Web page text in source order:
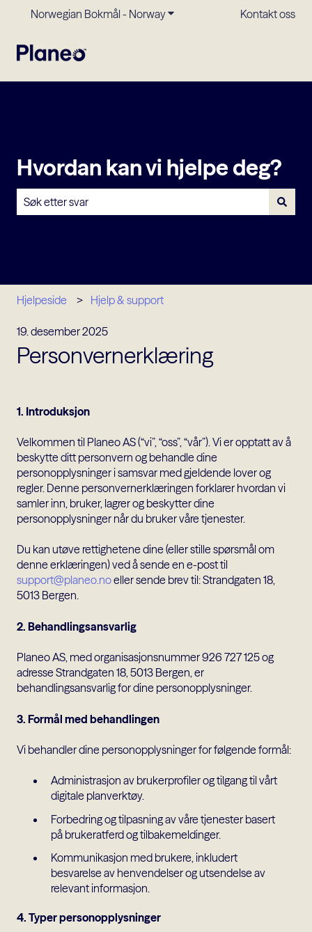
Norwegian Bokmål - NorwayVis undermeny forKontakt oss
Hvordan kan vi hjelpe deg?
Hjelpeside Hjelp & support
19. desember 2025
Personvernerklæring
1. Introduksjon
Velkommen til Planeo AS (“vi”, “oss”, “vår”). Vi er opptatt av å
beskytte ditt personvern og behandle dine
personopplysninger i samsvar med gjeldende lover og
regler. Denne personvernerklæringen forklarer hvordan vi
samler inn, bruker, lagrer og beskytter dine
personopplysninger når du bruker våre tjenester.
Du kan utøve rettighetene dine (eller stille spørsmål om
denne erklæringen) ved å sende en e-post til
support@planeo.noeller sende brev til: Strandgaten 18,
5013 Bergen.
2. Behandlingsansvarlig
Planeo AS, med organisasjonsnummer 926 727 125 og
adresse Strandgaten 18, 5013 Bergen, er
behandlingsansvarlig for dine personopplysninger.
3. Formål med behandlingen
Vi behandler dine personopplysninger for følgende formål:
Administrasjon av brukerprofiler og tilgang til vårt
digitale planverktøy.
Forbedring og tilpasning av våre tjenester basert
på brukeratferd og tilbakemeldinger.
Kommunikasjon med brukere, inkludert
besvarelse av henvendelser og utsendelse av
relevant informasjon.
4. Typer personopplysninger